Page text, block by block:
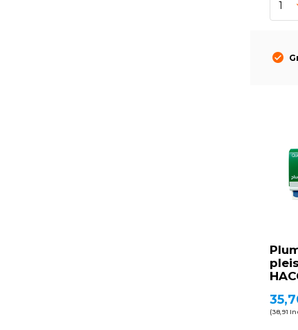
(38,91